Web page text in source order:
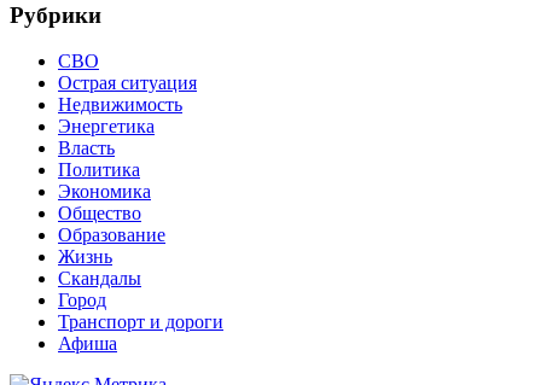
Рубрики
СВО
Острая ситуация
Недвижимость
Энергетика
Власть
Политика
Экономика
Общество
Образование
Жизнь
Скандалы
Город
Транспорт и дороги
Афиша